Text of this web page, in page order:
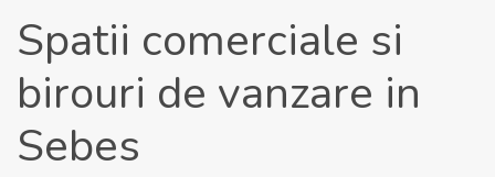
Spatii comerciale si
birouri de vanzare in
Sebes